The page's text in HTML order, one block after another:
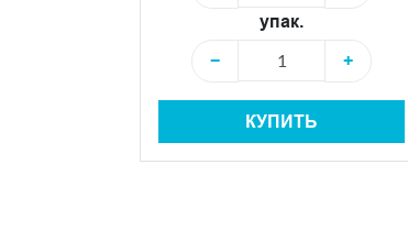
упак.
−
+
КУПИТЬ